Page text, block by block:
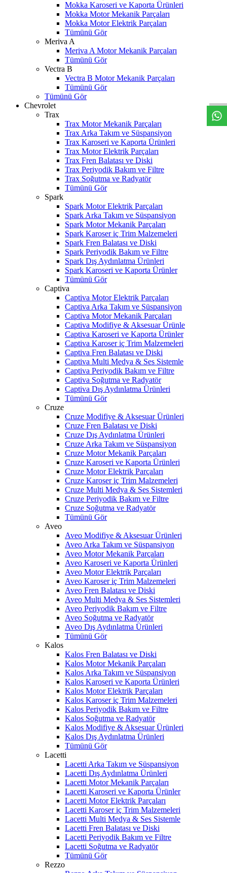
Mokka Karoseri ve Kaporta Ürünleri
Mokka Motor Mekanik Parçaları
Mokka Motor Elektrik Parçaları
Tümünü Gör
Meriva A
Meriva A Motor Mekanik Parçaları
Tümünü Gör
Vectra B
Vectra B Motor Mekanik Parçaları
Tümünü Gör
Tümünü Gör
Chevrolet
Trax
Trax Motor Mekanik Parçaları
Trax Arka Takım ve Süspansiyon
Trax Karoseri ve Kaporta Ürünleri
Trax Motor Elektrik Parçaları
Trax Fren Balatası ve Diski
Trax Periyodik Bakım ve Filtre
Trax Soğutma ve Radyatör
Tümünü Gör
Spark
Spark Motor Elektrik Parçaları
Spark Arka Takım ve Süspansiyon
Spark Motor Mekanik Parçaları
Spark Karoser iç Trim Malzemeleri
Spark Fren Balatası ve Diski
Spark Periyodik Bakım ve Filtre
Spark Dış Aydınlatma Ürünleri
Spark Karoseri ve Kaporta Ürünler
Tümünü Gör
Captiva
Captiva Motor Elektrik Parçaları
Captiva Arka Takım ve Süspansiyon
Captiva Motor Mekanik Parçaları
Captiva Modifiye & Aksesuar Ürünle
Captiva Karoseri ve Kaporta Ürünler
Captiva Karoser iç Trim Malzemeleri
Captiva Fren Balatası ve Diski
Captiva Multi Medya & Ses Sistemle
Captiva Periyodik Bakım ve Filtre
Captiva Soğutma ve Radyatör
Captiva Dış Aydınlatma Ürünleri
Tümünü Gör
Cruze
Cruze Modifiye & Aksesuar Ürünleri
Cruze Fren Balatası ve Diski
Cruze Dış Aydınlatma Ürünleri
Cruze Arka Takım ve Süspansiyon
Cruze Motor Mekanik Parçaları
Cruze Karoseri ve Kaporta Ürünleri
Cruze Motor Elektrik Parçaları
Cruze Karoser iç Trim Malzemeleri
Cruze Multi Medya & Ses Sistemleri
Cruze Periyodik Bakım ve Filtre
Cruze Soğutma ve Radyatör
Tümünü Gör
Aveo
Aveo Modifiye & Aksesuar Ürünleri
Aveo Arka Takım ve Süspansiyon
Aveo Motor Mekanik Parçaları
Aveo Karoseri ve Kaporta Ürünleri
Aveo Motor Elektrik Parçaları
Aveo Karoser iç Trim Malzemeleri
Aveo Fren Balatası ve Diski
Aveo Multi Medya & Ses Sistemleri
Aveo Periyodik Bakım ve Filtre
Aveo Soğutma ve Radyatör
Aveo Dış Aydınlatma Ürünleri
Tümünü Gör
Kalos
Kalos Fren Balatası ve Diski
Kalos Motor Mekanik Parçaları
Kalos Arka Takım ve Süspansiyon
Kalos Karoseri ve Kaporta Ürünleri
Kalos Motor Elektrik Parçaları
Kalos Karoser iç Trim Malzemeleri
Kalos Periyodik Bakım ve Filtre
Kalos Soğutma ve Radyatör
Kalos Modifiye & Aksesuar Ürünleri
Kalos Dış Aydınlatma Ürünleri
Tümünü Gör
Lacetti
Lacetti Arka Takım ve Süspansiyon
Lacetti Dış Aydınlatma Ürünleri
Lacetti Motor Mekanik Parçaları
Lacetti Karoseri ve Kaporta Ürünler
Lacetti Motor Elektrik Parçaları
Lacetti Karoser iç Trim Malzemeleri
Lacetti Multi Medya & Ses Sistemle
Lacetti Fren Balatası ve Diski
Lacetti Periyodik Bakım ve Filtre
Lacetti Soğutma ve Radyatör
Tümünü Gör
Rezzo